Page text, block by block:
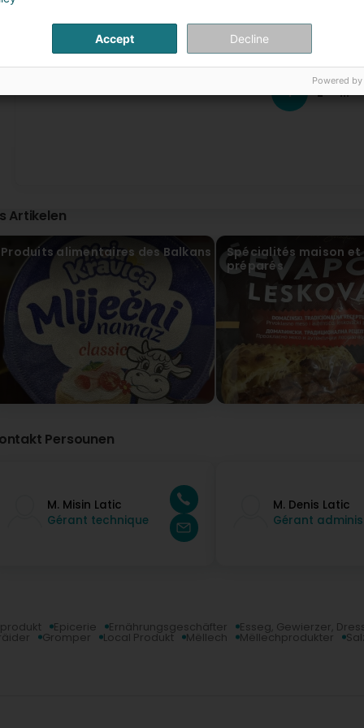
(Translated by Google) Great shop! Very friendly. Best
beste balkan geschäft
1 2 ...
Artikelen
Produits alimentaires des Balkans
Spécialités maison
préparés
Persounen
M. Misin Latic
Gérant technique
M. Denis Latic
Gérant
Epicerie Ernährungsgeschäfter Esseg, Gewierzer,
Gromper Local Produkt Mëllech Mëllechprodukter
Accept Decline
Powered by